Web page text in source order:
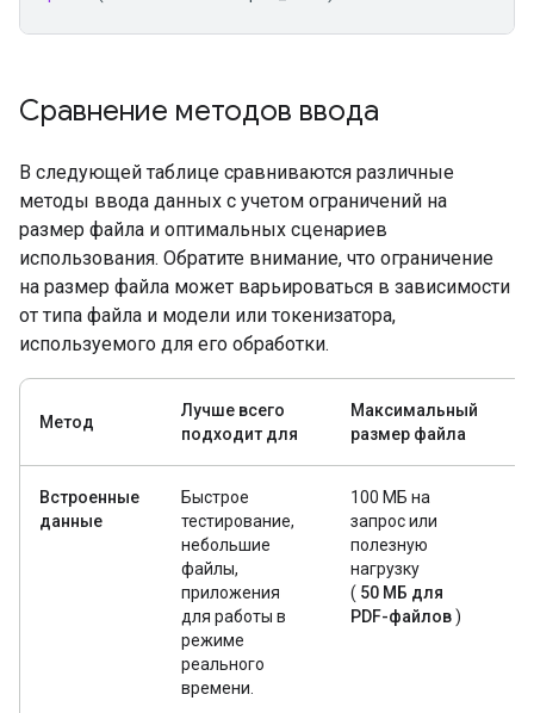
Сравнение методов ввода
В следующей таблице сравниваются различные
методы ввода данных с учетом ограничений на
размер файла и оптимальных сценариев
использования. Обратите внимание, что ограничение
на размер файла может варьироваться в зависимости
от типа файла и модели или токенизатора,
используемого для его обработки.
Метод
Лучше всего
подходит для
Максимальный
размер файла
Встроенные
данные
Быстрое
тестирование,
небольшие
файлы,
приложения
для работы в
режиме
реального
времени.
100 МБ на
запрос или
полезную
нагрузку
( 50 МБ для
PDF-файлов)